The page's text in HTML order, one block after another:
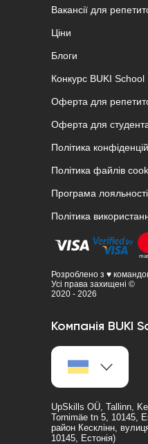
Вакансії для
Ціни
Блоги
Конкурс BUKI School
Оферта для
Оферта для
Політика
Політика файлів
Програма лояльності
Політика
Розроблено з ♥
Усі права захищені ©
2020 - 2026
Компанія BUKI
UpSkills OÜ, Tallinn,
Tornimäe tn 5, 10145,
район Кесклінн,
10145, Естонія)